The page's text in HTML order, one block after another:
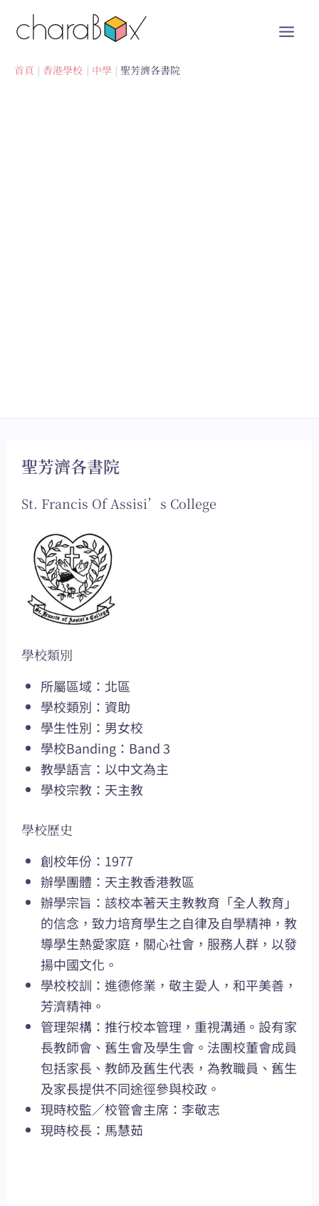
首頁 香港學校 中學 聖芳濟各書院
聖芳濟各書院
St. Francis Of Assisi’s College
學校類別
所屬區域：北區
學校類別：資助
學生性別：男女校
學校Banding：Band 3
教學語言：以中文為主
學校宗教：天主教
學校歷史
創校年份：1977
辦學團體：天主教香港教區
辦學宗旨：該校本著天主教教育「全人教育」
的信念，致力培育學生之自律及自學精神，教
導學生熱愛家庭，關心社會，服務人群，以發
揚中國文化。
學校校訓：進德修業，敬主愛人，和平美善，
芳濟精神。
管理架構：推行校本管理，重視溝通。設有家
長教師會、舊生會及學生會。法團校董會成員
包括家長、教師及舊生代表，為教職員、舊生
及家長提供不同途徑參與校政。
現時校監／校管會主席：李敬志
現時校長：馬慧茹